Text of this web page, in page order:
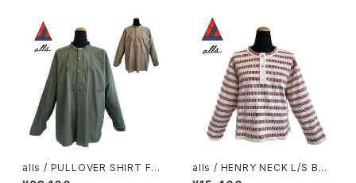
alls / PULLOVER SHIRT FR
AN MILITALY MOLESKIN
alls / HENRY NECK L/S BOR
DER